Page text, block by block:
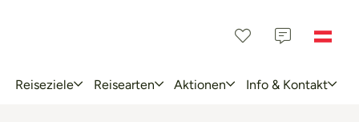
Reiseziele Reisearten Aktionen Info & Kontakt